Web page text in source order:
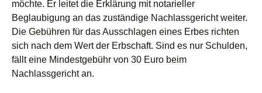
möchte. Er leitet die Erklärung mit notarieller
Beglaubigung an das zuständige Nachlassgericht weiter.
Die Gebühren für das Ausschlagen eines Erbes richten
sich nach dem Wert der Erbschaft. Sind es nur Schulden,
fällt eine Mindestgebühr von 30 Euro beim
Nachlassgericht an.